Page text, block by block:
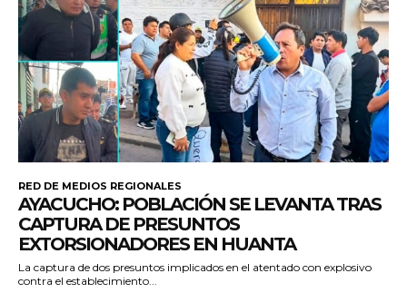
RED DE MEDIOS REGIONALES
AYACUCHO: POBLACIÓN SE LEVANTA TRAS
CAPTURA DE PRESUNTOS
EXTORSIONADORES EN HUANTA
La captura de dos presuntos implicados en el atentado con explosivo
contra el establecimiento...